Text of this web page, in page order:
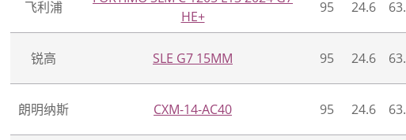
飞利浦
HE+
95 24.6
锐高 SLE G7 15MM 95 24.6
朗明纳斯 CXM-14-AC40 95 24.6